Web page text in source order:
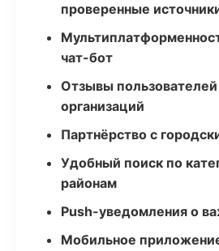
проверенные
чат-бот
Отзывы пользователей
организаций
Партнёрство с
Удобный поиск по
районам
Push-уведомления о
Мобильное